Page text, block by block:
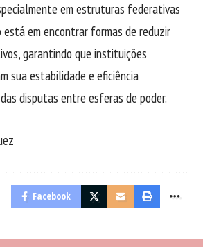
em estruturas federativas
está em encontrar formas de reduzir
garantindo que instituições
sua estabilidade e eficiência
disputas entre esferas de poder.
Facebook